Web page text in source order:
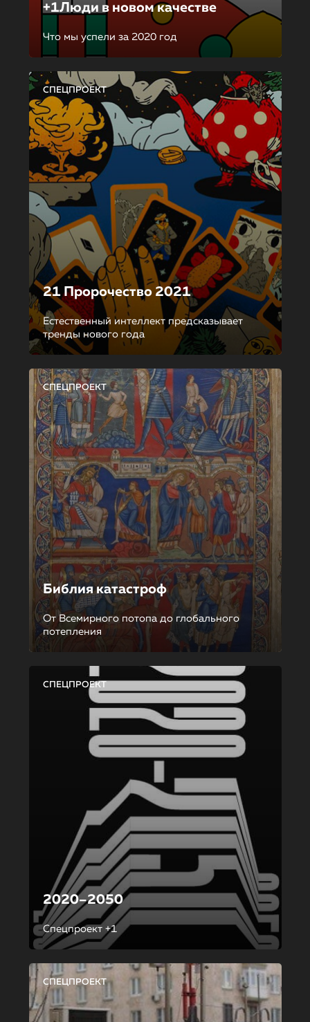
+1Люди в новом качестве
Что мы успели за 2020 год
СПЕЦПРОЕКТ
21 Пророчество 2021
Естественный интеллект предсказывает
тренды нового года
СПЕЦПРОЕКТ
Библия катастроф
От Всемирного потопа до глобального
потепления
СПЕЦПРОЕКТ
2020–2050
Спецпроект +1
СПЕЦПРОЕКТ